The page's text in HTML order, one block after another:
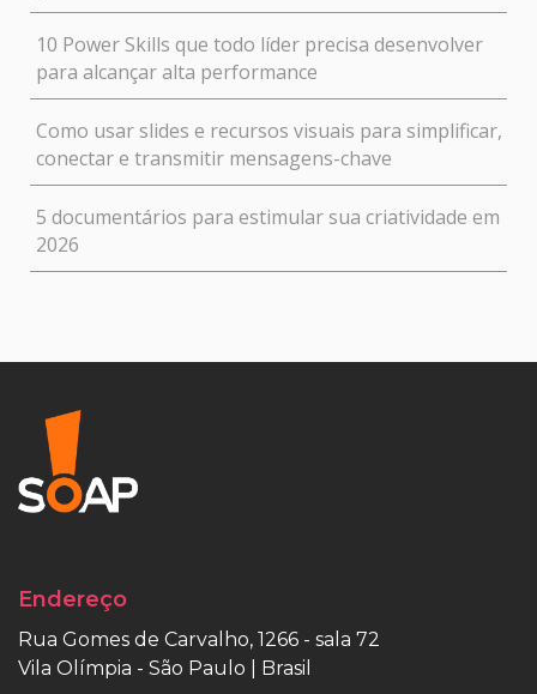
10 Power Skills que todo líder precisa desenvolver
para alcançar alta performance
Como usar slides e recursos visuais para simplificar,
conectar e transmitir mensagens-chave
5 documentários para estimular sua criatividade em
2026
Endereço
Rua Gomes de Carvalho, 1266 - sala 72
Vila Olímpia - São Paulo | Brasil